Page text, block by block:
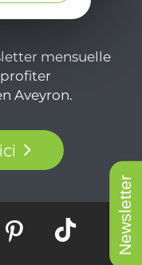
Newsletter
mensuelle
Aveyron.